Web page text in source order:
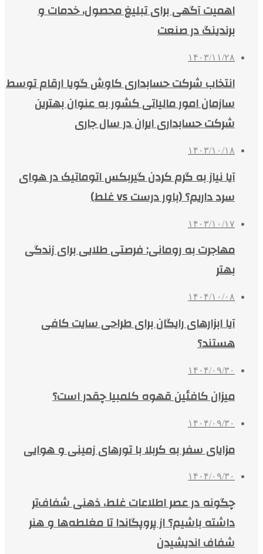
اهمیت آگهی برای تبلیغ محصول، خدمات و
برندینگ در صنعت
۱۴۰۳/۱۱/۲۸
انتخاب شرکت حسابداری کاوش گویا ارقام توسط
سازمان امور مالیاتی کشور به عنوان بهترین
شرکت حسابداری ایران در سال جاری
۱۴۰۳/۱۰/۱۸
آیا نیاز به گرم کردن گیربکس اتوماتیک در هوای
سرد داریم؟ (باور درست vs غلط)
۱۴۰۳/۱۰/۱۷
مهاجرت به رومانی: فرصتی طلایی برای زندگی
بهتر
۱۴۰۴/۱۰/۰۸
آیا ابزارهای رایگان برای طراحی سایت کافی
هستند؟
۱۴۰۴/۰۹/۳۰
میزان کافئین قهوه کلمبیا چقدر است؟
۱۴۰۴/۰۹/۳۰
مزایای سفر به کربلا با تورهای زمینی و هوایی
۱۴۰۴/۰۹/۳۰
چگونه در عصر اطلاعات غلط، ذهنی شفاف‌تر
داشته باشیم؟ از پروپگاندا تا مغلطه‌ها و هنر
شفاف اندیشیدن